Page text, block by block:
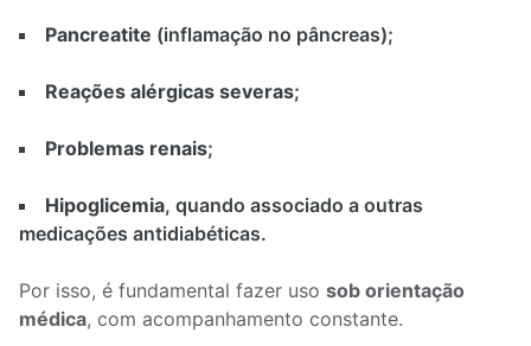
Pancreatite (inflamação no pâncreas);
Reações alérgicas severas;
Problemas renais;
Hipoglicemia, quando associado a outras
medicações antidiabéticas.
Por isso, é fundamental fazer uso sob orientação
médica, com acompanhamento constante.